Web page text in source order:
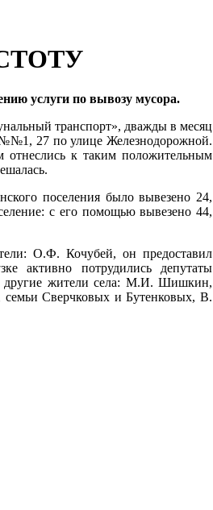
услуги по вывозу мусора.
транспорт», дважды в месяц
№№1, 27 по улице Железнодорожной.
к таким положительным
поселения было вывезено 24,
с его помощью вывезено 44,
О.Ф. Кочубей, он предоставил
активно потрудились депутаты
жители села: М.И. Шишкин,
Сверчковых и Бутенковых, В.